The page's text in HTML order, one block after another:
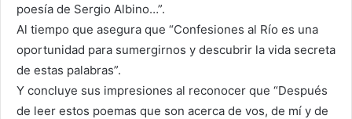
poesía de Sergio Albino…”.
Al tiempo que asegura que “Confesiones al Río es una
oportunidad para sumergirnos y descubrir la vida secreta
de estas palabras”.
Y concluye sus impresiones al reconocer que “Después
de leer estos poemas que son acerca de vos, de mí y de